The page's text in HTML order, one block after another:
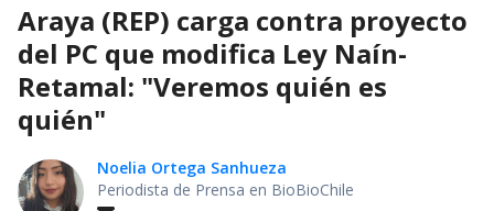
Araya (REP) carga contra proyecto
del PC que modifica Ley Naín-
Retamal: "Veremos quién es
quién"
Noelia Ortega Sanhueza
Periodista de Prensa en BioBioChile